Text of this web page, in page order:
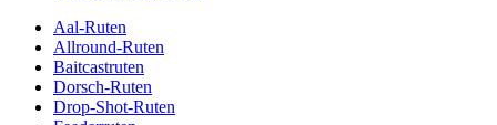
Aal-Ruten
Allround-Ruten
Baitcastruten
Dorsch-Ruten
Drop-Shot-Ruten